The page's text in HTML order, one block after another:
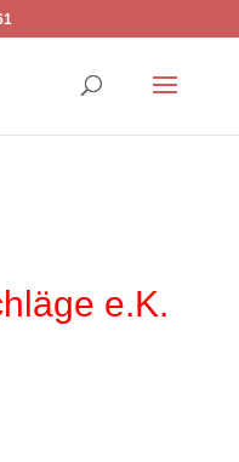
e.K.